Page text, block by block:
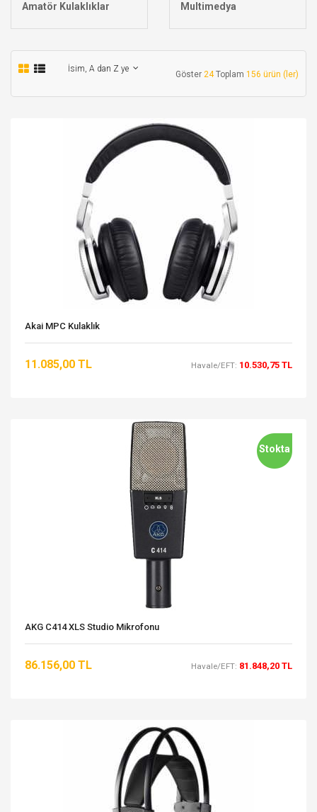
Amatör Kulaklıklar Multimedya
İsim, A dan Z ye
Göster 24Toplam 156 ürün (ler)
Akai MPC Kulaklık
11.085,00 TL Havale/EFT: 10.530,75 TL
Stokta
AKG C414 XLS Studio Mikrofonu
86.156,00 TL Havale/EFT: 81.848,20 TL